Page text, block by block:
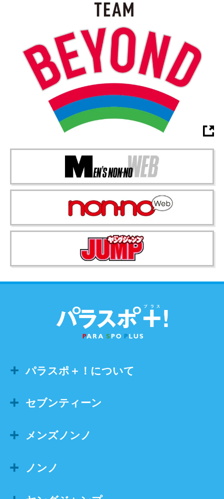
パラスポ＋！について
セブンティーン
メンズノンノ
ノンノ